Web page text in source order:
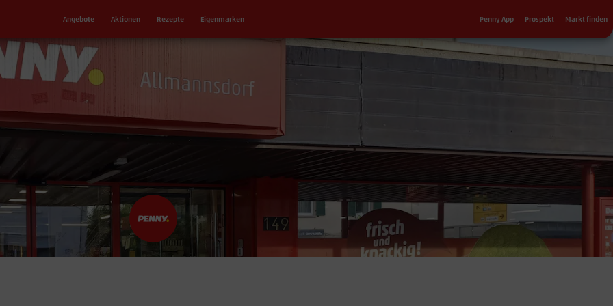
Angebote Aktionen Rezepte Eigenmarken Sekundärnavigation
Penny App Prospekt Markt finden